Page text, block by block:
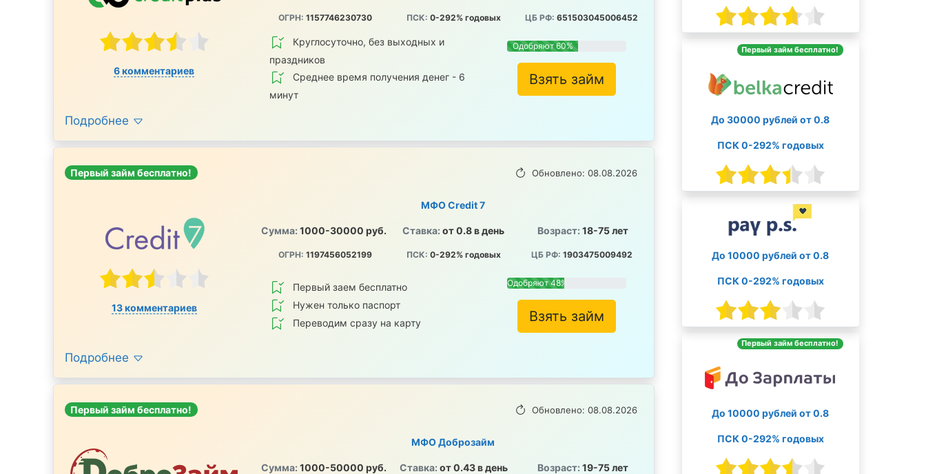
6 комментариев
ОГРН: 1157746230730 ПСК: 0-292% годовых ЦБ РФ: 651503045006452
Круглосуточно, без выходных и
праздников
Среднее время получения денег - 6
минут
Одобряют 60%
Взять займ
Подробнее
Первый займ бесплатно! Обновлено: 08.08.2026
13 комментариев
МФО Credit 7
Сумма: 1000-30000 руб. Ставка: от 0.8 в день Возраст: 18-75 лет
ОГРН: 1197456052199 ПСК: 0-292% годовых ЦБ РФ: 1903475009492
Первый заем бесплатно
Нужен только паспорт
Переводим сразу на карту
Одобряют 48%
Взять займ
Подробнее
Первый займ бесплатно! Обновлено: 08.08.2026
МФО Доброзайм
Сумма: 1000-50000 руб. Ставка: от 0.43 в день Возраст: 19-75 лет
Первый займ бесплатно!
До 30000 рублей от 0.8
ПСК 0-292% годовых
До 10000 рублей от 0.8
ПСК 0-292% годовых
Первый займ бесплатно!
До 10000 рублей от 0.8
ПСК 0-292% годовых